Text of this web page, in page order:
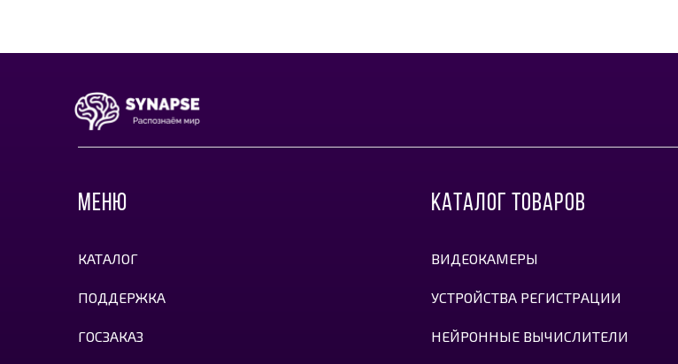
МЕНЮ
КАТАЛОГ
ПОДДЕРЖКА
ГОСЗАКАЗ
КАТАЛОГ ТОВАРОВ
ВИДЕОКАМЕРЫ
УСТРОЙСТВА РЕГИСТРАЦИИ
НЕЙРОННЫЕ ВЫЧИСЛИТЕЛИ